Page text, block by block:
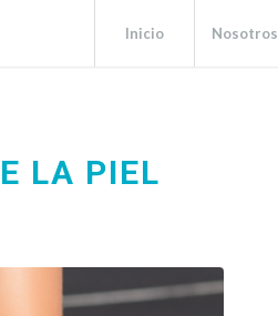
Inicio Nosotros
LA PIEL